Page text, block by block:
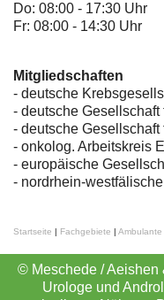
Do: 08:00 - 17:30 Uhr
Fr: 08:00 - 14:30 Uhr
Mitgliedschaften
- deutsche
- deutsche Gesellschaft
- deutsche Gesellschaft
- onkolog. Arbeitskreis
- europäische
- nordrhein-
Startseite | Fachgebiete |
© Meschede / Aeishen
Urologe und